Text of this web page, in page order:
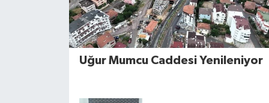
Uğur Mumcu Caddesi Yenileniyor